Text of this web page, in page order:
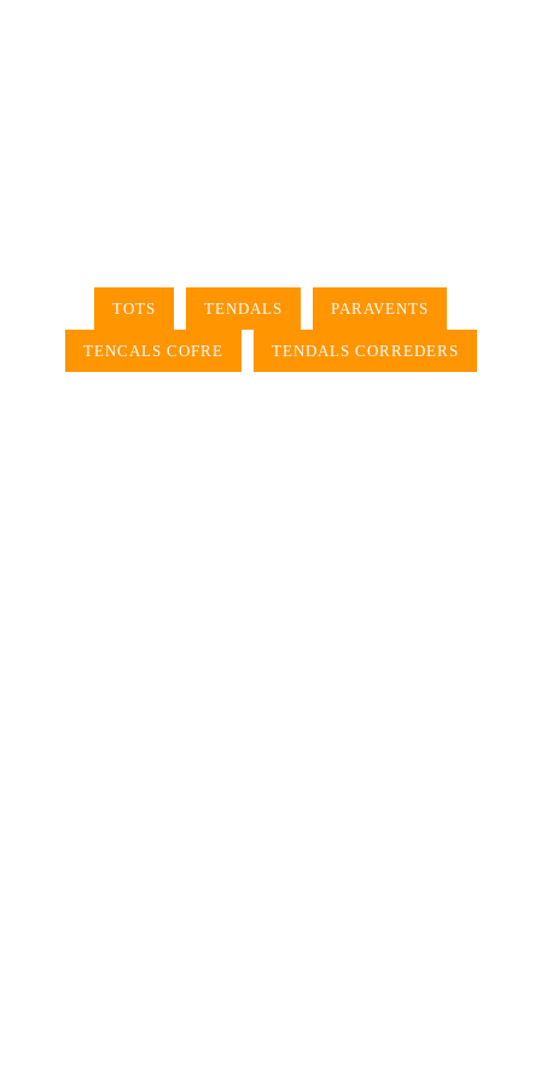
TOTS TENDALS PARAVENTS
TENCALS COFRE TENDALS CORREDERS